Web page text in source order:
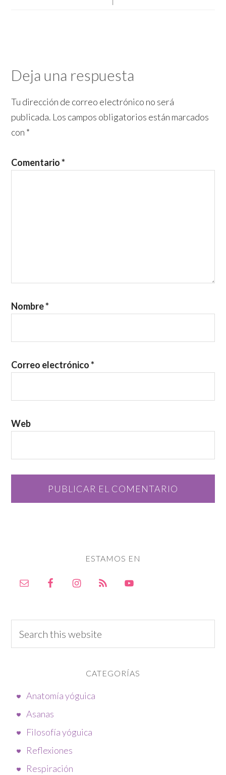
Deja una respuesta
Tu dirección de correo electrónico no será
publicada. Los campos obligatorios están marcados
con *
Comentario*
Nombre*
Correo electrónico*
Web
ESTAMOS EN
CATEGORÍAS
Anatomía yóguica
Asanas
Filosofía yóguica
Reflexiones
Respiración